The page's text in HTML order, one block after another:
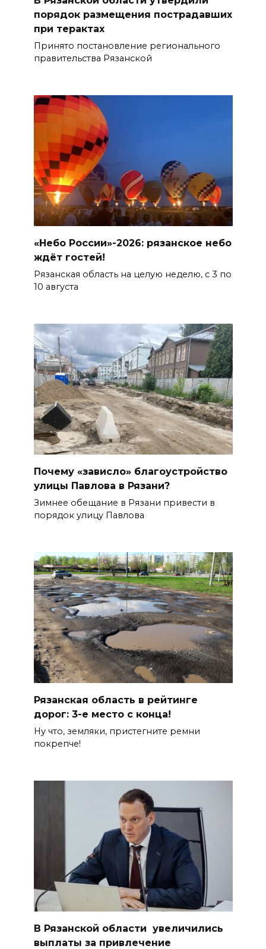
порядок размещения пострадавших
при терактах
Принято постановление регионального
правительства Рязанской
«Небо России»-2026: рязанское небо
ждёт гостей!
Рязанская область на целую неделю, с 3 по
10 августа
Почему «зависло» благоустройство
улицы Павлова в Рязани?
Зимнее обещание в Рязани привести в
порядок улицу Павлова
Рязанская область в рейтинге
дорог: 3-е место с конца!
Ну что, земляки, пристегните ремни
покрепче!
В Рязанской области увеличились
выплаты за привлечение